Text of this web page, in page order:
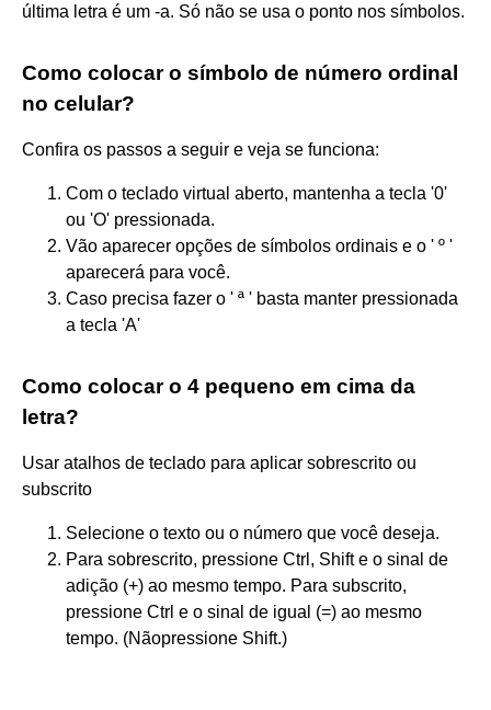
última letra é um -a. Só não se usa o ponto nos símbolos.
Como colocar o símbolo de número ordinal
no celular?
Confira os passos a seguir e veja se funciona:
Com o teclado virtual aberto, mantenha a tecla '0'
ou 'O' pressionada.
Vão aparecer opções de símbolos ordinais e o ' º '
aparecerá para você.
Caso precisa fazer o ' ª ' basta manter pressionada
a tecla 'A'
Como colocar o 4 pequeno em cima da
letra?
Usar atalhos de teclado para aplicar sobrescrito ou
subscrito
Selecione o texto ou o número que você deseja.
Para sobrescrito, pressione Ctrl, Shift e o sinal de
adição (+) ao mesmo tempo. Para subscrito,
pressione Ctrl e o sinal de igual (=) ao mesmo
tempo. (Nãopressione Shift.)